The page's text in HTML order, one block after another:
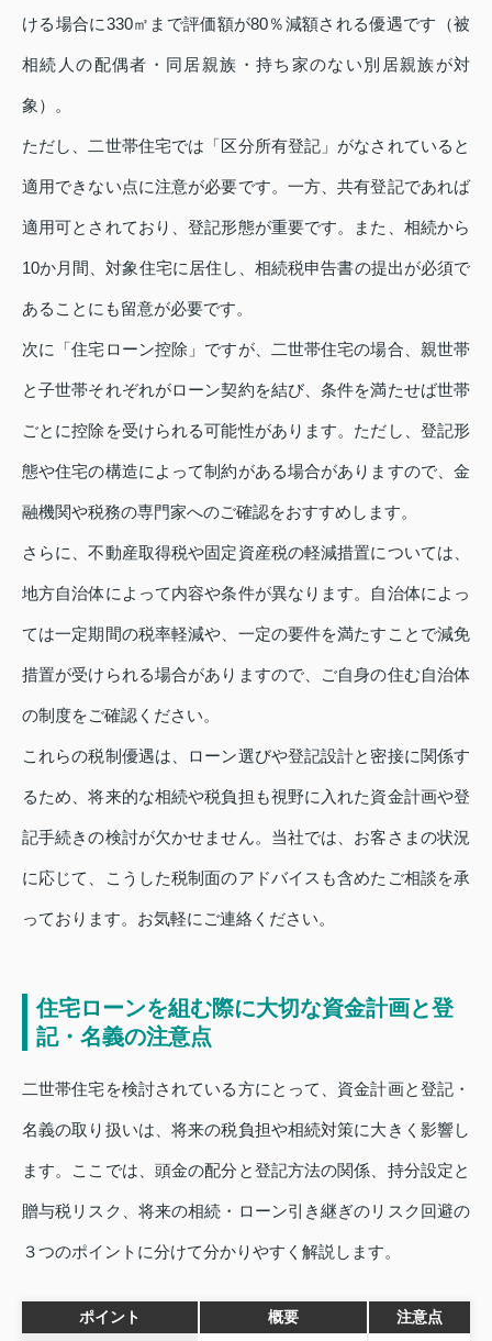
ける場合に330㎡まで評価額が80％減額される優遇です（被
相続人の配偶者・同居親族・持ち家のない別居親族が対
象）。
ただし、二世帯住宅では「区分所有登記」がなされていると
適用できない点に注意が必要です。一方、共有登記であれば
適用可とされており、登記形態が重要です。また、相続から
10か月間、対象住宅に居住し、相続税申告書の提出が必須で
あることにも留意が必要です。
次に「住宅ローン控除」ですが、二世帯住宅の場合、親世帯
と子世帯それぞれがローン契約を結び、条件を満たせば世帯
ごとに控除を受けられる可能性があります。ただし、登記形
態や住宅の構造によって制約がある場合がありますので、金
融機関や税務の専門家へのご確認をおすすめします。
さらに、不動産取得税や固定資産税の軽減措置については、
地方自治体によって内容や条件が異なります。自治体によっ
ては一定期間の税率軽減や、一定の要件を満たすことで減免
措置が受けられる場合がありますので、ご自身の住む自治体
の制度をご確認ください。
これらの税制優遇は、ローン選びや登記設計と密接に関係す
るため、将来的な相続や税負担も視野に入れた資金計画や登
記手続きの検討が欠かせません。当社では、お客さまの状況
に応じて、こうした税制面のアドバイスも含めたご相談を承
っております。お気軽にご連絡ください。
住宅ローンを組む際に大切な資金計画と登
記・名義の注意点
二世帯住宅を検討されている方にとって、資金計画と登記・
名義の取り扱いは、将来の税負担や相続対策に大きく影響し
ます。ここでは、頭金の配分と登記方法の関係、持分設定と
贈与税リスク、将来の相続・ローン引き継ぎのリスク回避の
３つのポイントに分けて分かりやすく解説します。
ポイント 概要 注意点